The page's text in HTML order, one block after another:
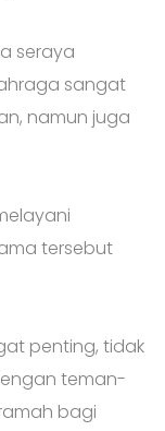
seraya
sangat
namun juga
tersebut
penting, tidak
teman-
bagi